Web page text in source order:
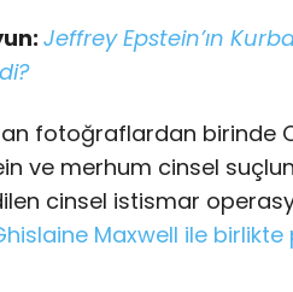
Jeffrey Epstein’ın
fotoğraflardan birinde
ve merhum cinsel
cinsel istismar
Maxwell ile birlikte